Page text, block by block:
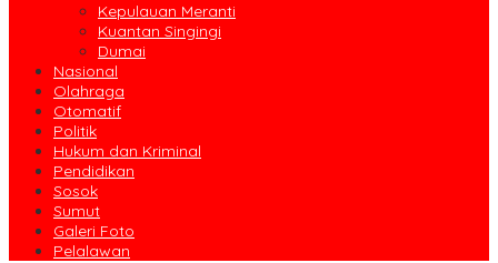
Kepulauan Meranti
Kuantan Singingi
Dumai
Nasional
Olahraga
Otomatif
Politik
Hukum dan Kriminal
Pendidikan
Sosok
Sumut
Galeri Foto
Pelalawan